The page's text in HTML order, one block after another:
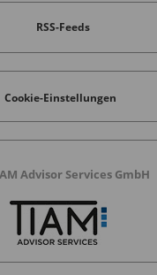
RSS-Feeds
Cookie-Einstellungen
Advisor Services GmbH